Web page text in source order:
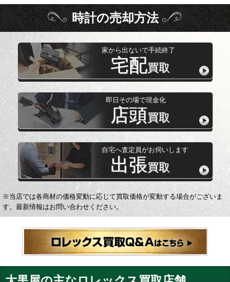
時計の売却方法
家から出ないで手続終了
宅配買取
即日その場で現金化
店頭買取
自宅へ査定員がお伺いします
出張買取
※当店では各商材の価格変動に応じて買取価格が変動する場合がございま
す。最新情報はお問い合わせください。